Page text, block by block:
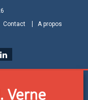
Contact
A propos